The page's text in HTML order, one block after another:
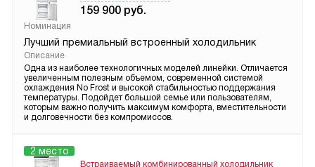
159 900 руб.
Номинация
Лучший премиальный встроенный холодильник
Описание
Одна из наиболее технологичных моделей линейки. Отличается
увеличенным полезным объемом, современной системой
охлаждения No Frost и высокой стабильностью поддержания
температуры. Подойдет большой семье или пользователям,
которым важно получить максимум комфорта, вместительности
и долговечности без компромиссов.
2 место
Встраиваемый комбинированный холодильник